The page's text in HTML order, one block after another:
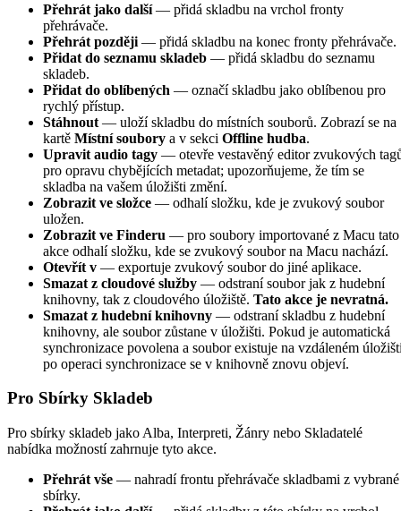
Přehrát jako další— přidá skladbu na vrchol fronty
přehrávače.
Přehrát později — přidá skladbu na konec fronty přehrávače.
Přidat do seznamu skladeb — přidá skladbu do seznamu
skladeb.
Přidat do oblíbených — označí skladbu jako oblíbenou pro
rychlý přístup.
Stáhnout — uloží skladbu do místních souborů. Zobrazí se na
kartě Místní soubory a v sekci Offline hudba.
Upravit audio tagy — otevře vestavěný editor zvukových
pro opravu chybějících metadat; upozorňujeme, že tím se
skladba na vašem úložišti změní.
Zobrazit ve složce — odhalí složku, kde je zvukový soubor
uložen.
Zobrazit ve Finderu — pro soubory importované z Macu tato
akce odhalí složku, kde se zvukový soubor na Macu nachází.
Otevřít v — exportuje zvukový soubor do jiné aplikace.
Smazat z cloudové služby — odstraní soubor jak z hudební
knihovny, tak z cloudového úložiště. Tato akce je nevratná.
Smazat z hudební knihovny — odstraní skladbu z hudební
knihovny, ale soubor zůstane v úložišti. Pokud je automatická
synchronizace povolena a soubor existuje na vzdáleném
po operaci synchronizace se v knihovně znovu objeví.
Pro Sbírky Skladeb
Pro sbírky skladeb jako Alba, Interpreti, Žánry nebo Skladatelé
nabídka možností zahrnuje tyto akce.
Přehrát vše — nahradí frontu přehrávače skladbami z vybrané
sbírky.